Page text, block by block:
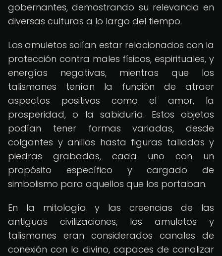
gobernantes, demostrando su relevancia en
diversas culturas a lo largo del tiempo.
Los amuletos solían estar relacionados con la
protección contra males físicos, espirituales, y
energías negativas, mientras que los
talismanes tenían la función de atraer
aspectos positivos como el amor, la
prosperidad, o la sabiduría. Estos objetos
podían tener formas variadas, desde
colgantes y anillos hasta figuras talladas y
piedras grabadas, cada uno con un
propósito específico y cargado de
simbolismo para aquellos que los portaban.
En la mitología y las creencias de las
antiguas civilizaciones, los amuletos y
talismanes eran considerados canales de
conexión con lo divino, capaces de canalizar